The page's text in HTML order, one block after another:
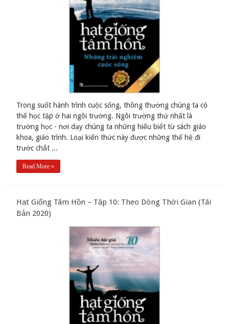
Trong suốt hành trình cuộc sống, thông thường chúng ta có
thể học tập ở hai ngôi trường. Ngôi trường thứ nhất là
trường học - nơi dạy chúng ta những hiểu biết từ sách giáo
khoa, giáo trình. Loại kiến thức này được những thế hệ đi
trước chắt ...
Read More »
Hạt Giống Tâm Hồn – Tập 10: Theo Dòng Thời Gian (Tái
Bản 2020)